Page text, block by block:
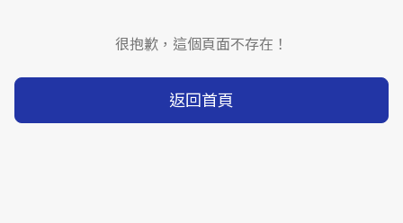
很抱歉，這個頁面不存在！
返回首頁